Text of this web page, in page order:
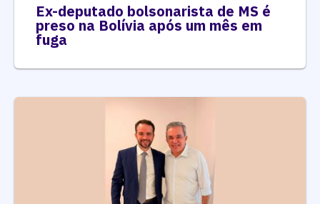
Ex-deputado bolsonarista de MS é
preso na Bolívia após um mês em
fuga